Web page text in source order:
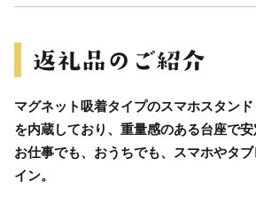
マグネット吸着タイプのスマホスタン
を内蔵しており、重量感のある台座で安
お仕事でも、おうちでも、スマホやタ
イン。